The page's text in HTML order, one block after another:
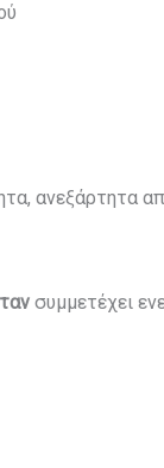
ανεξάρτητα
συμμετέχει